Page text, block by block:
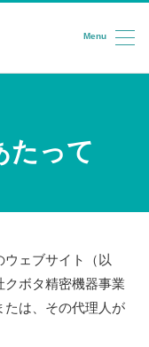
Menu
たって
ェブサイト（以
ボタ精密機器事業
たは、その代理人が